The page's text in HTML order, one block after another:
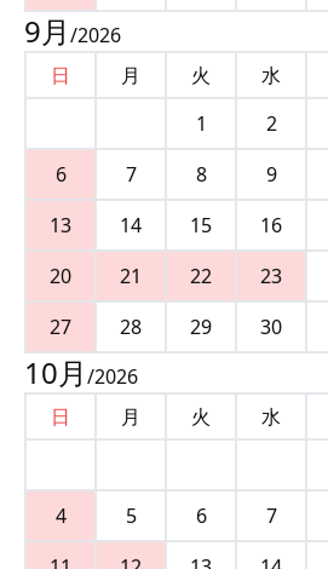
9月 /2026
日
月 火 水
1
2
6
7 8 9
13
14 15 16
20
21 22 23
27
28 29 30
10月 /2026
日
月 火 水
4
5 6 7